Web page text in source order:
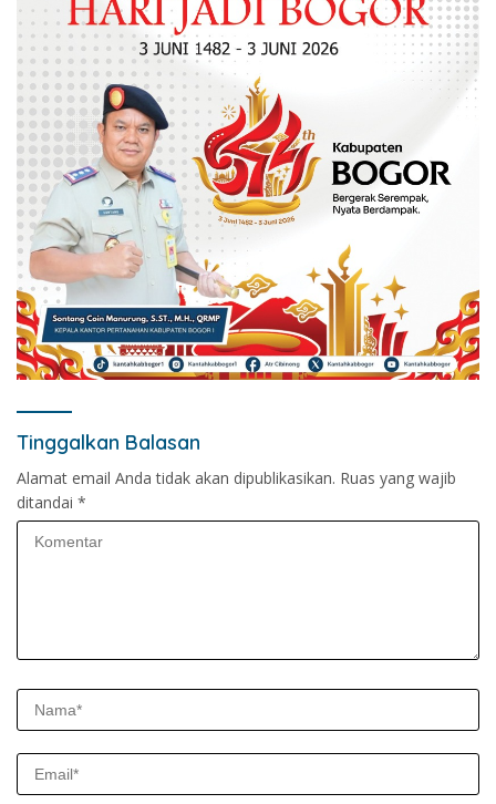
Tinggalkan Balasan
Alamat email Anda tidak akan dipublikasikan. Ruas yang wajib
ditandai *